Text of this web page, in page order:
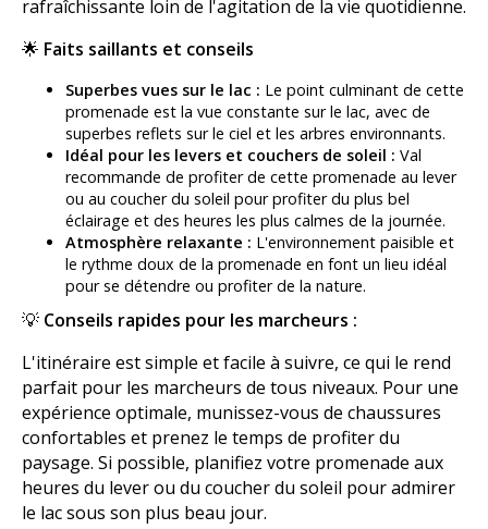
rafraîchissante loin de l'agitation de la vie quotidienne.
🌟 Faits saillants et conseils
Superbes vues sur le lac : Le point culminant de cette
promenade est la vue constante sur le lac, avec de
superbes reflets sur le ciel et les arbres environnants.
Idéal pour les levers et couchers de soleil : Val
recommande de profiter de cette promenade au lever
ou au coucher du soleil pour profiter du plus bel
éclairage et des heures les plus calmes de la journée.
Atmosphère relaxante : L'environnement paisible et
le rythme doux de la promenade en font un lieu idéal
pour se détendre ou profiter de la nature.
💡 Conseils rapides pour les marcheurs :
L'itinéraire est simple et facile à suivre, ce qui le rend
parfait pour les marcheurs de tous niveaux. Pour une
expérience optimale, munissez-vous de chaussures
confortables et prenez le temps de profiter du
paysage. Si possible, planifiez votre promenade aux
heures du lever ou du coucher du soleil pour admirer
le lac sous son plus beau jour.